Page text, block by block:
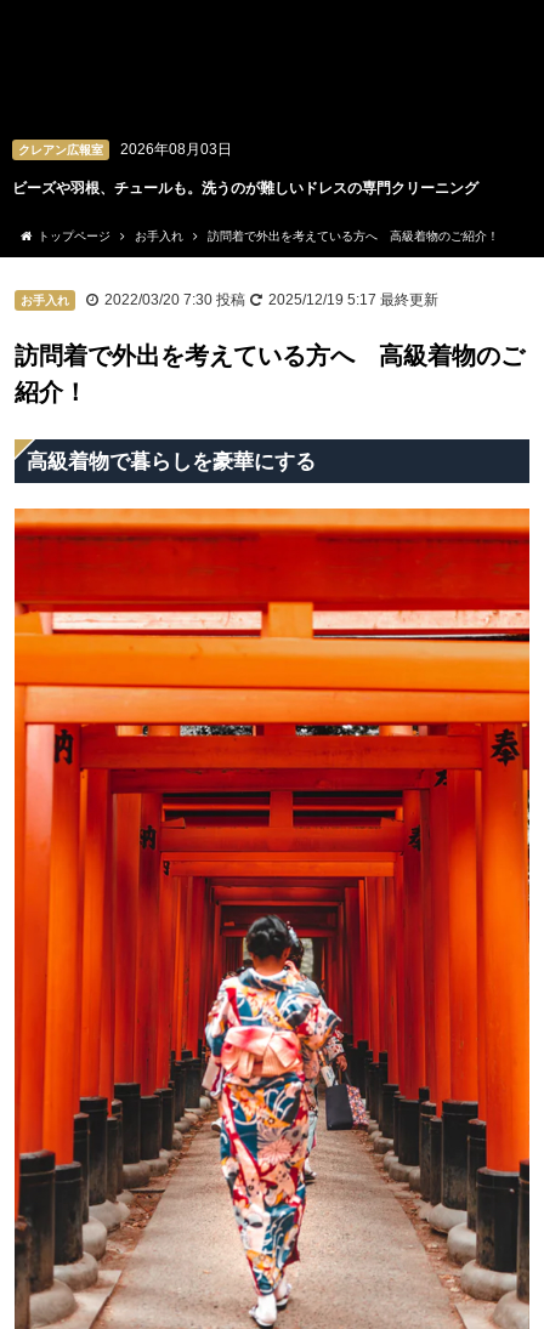
クレアン広報室 2026年08月03日
ビーズや羽根、チュールも。洗うのが難しいドレスの専門クリーニング
トップページ お手入れ 訪問着で外出を考えている方へ 高級着物のご紹介！
お手入れ 2022/03/20 7:30 投稿 2025/12/19 5:17 最終更新
訪問着で外出を考えている方へ 高級着物のご
紹介！
高級着物で暮らしを豪華にする